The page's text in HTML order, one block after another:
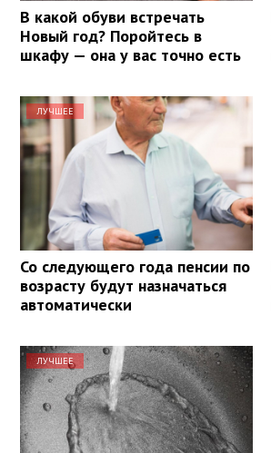
В какой обуви встречать
Новый год? Поройтесь в
шкафу — она у вас точно есть
ЛУЧШЕЕ
Со следующего года пенсии по
возрасту будут назначаться
автоматически
ЛУЧШЕЕ